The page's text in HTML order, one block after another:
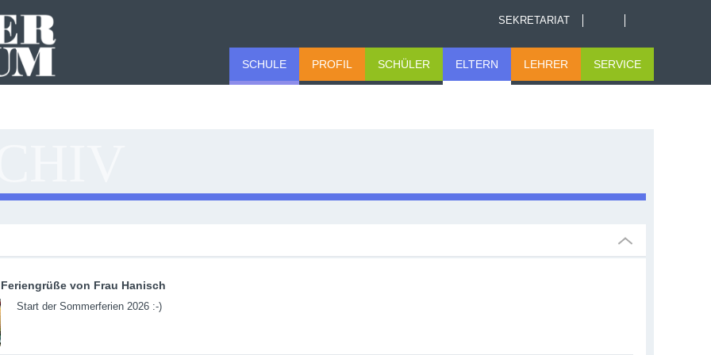
SEKRETARIAT
SCHULE PROFIL SCHÜLER ELTERN LEHRER SERVICE
Feriengrüße von Frau Hanisch
Start der Sommerferien 2026 :-)